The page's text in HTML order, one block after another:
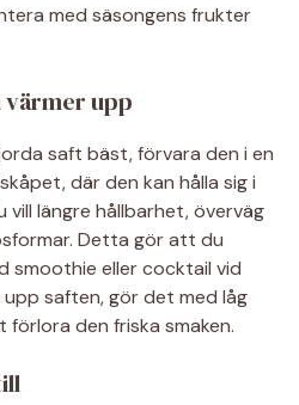
med säsongens frukter
upp
saft bäst, förvara den i en
där den kan hålla sig i
vill längre hållbarhet, överväg
Detta gör att du
smoothie eller cocktail vid
upp saften, gör det med låg
den friska smaken.